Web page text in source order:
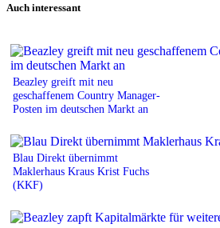
Auch interessant
Beazley greift mit neu
geschaffenem Country Manager-
Posten im deutschen Markt an
Blau Direkt übernimmt
Maklerhaus Kraus Krist Fuchs
(KKF)